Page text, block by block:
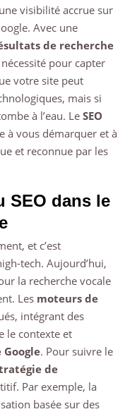
visibilité accrue sur
Avec une
de recherche
nécessité pour capter
votre site peut
mais si
à l’eau. Le SEO
à vous démarquer et à
et reconnue par les
SEO dans le
et c’est
tech. Aujourd’hui,
la recherche vocale
Les moteurs de
intégrant des
le contexte et
. Pour suivre le
de
Par exemple, la
basée sur des